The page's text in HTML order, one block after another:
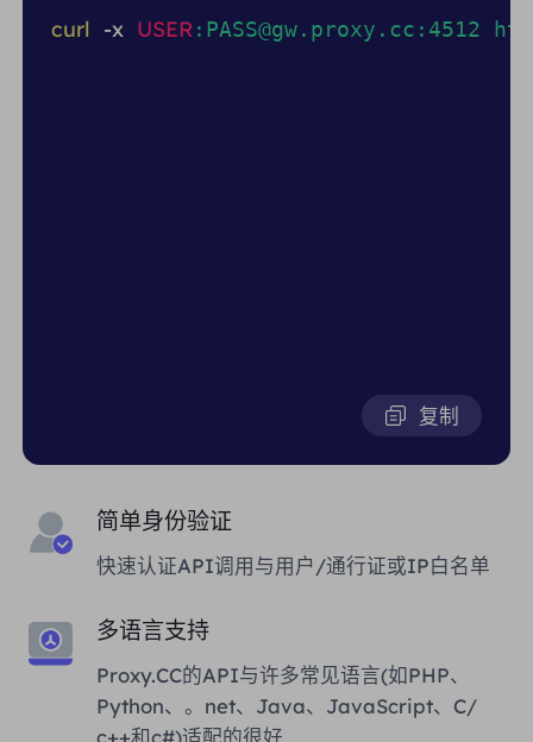
简单身份验证
快速认证API调用与用户/通行证或IP白名单
多语言支持
Proxy.CC的API与许多常见语言(如PHP、
Python、。net、Java、JavaScript、C/
c++和c#)适配的很好
curl -x USER
复制